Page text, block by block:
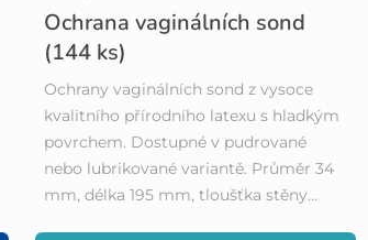
Ochrana vaginálních sond
(144 ks)
Ochrany vaginálních sond z vysoce
kvalitního přírodního latexu s hladkým
povrchem. Dostupné v pudrované
nebo lubrikované variantě. Průměr 34
mm, délka 195 mm, tloušťka stěny...